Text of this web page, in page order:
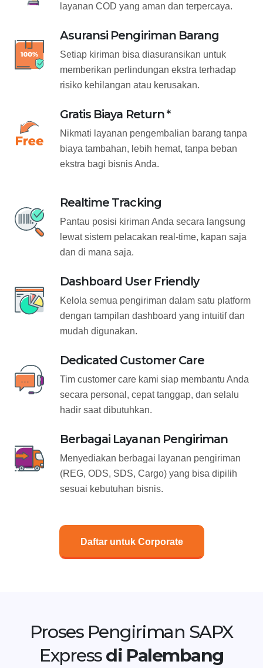
layanan COD yang aman dan terpercaya.
Asuransi Pengiriman Barang
Setiap kiriman bisa diasuransikan untuk
memberikan perlindungan ekstra terhadap
risiko kehilangan atau kerusakan.
Gratis Biaya Return *
Nikmati layanan pengembalian barang tanpa
biaya tambahan, lebih hemat, tanpa beban
ekstra bagi bisnis Anda.
Realtime Tracking
Pantau posisi kiriman Anda secara langsung
lewat sistem pelacakan real-time, kapan saja
dan di mana saja.
Dashboard User Friendly
Kelola semua pengiriman dalam satu platform
dengan tampilan dashboard yang intuitif dan
mudah digunakan.
Dedicated Customer Care
Tim customer care kami siap membantu Anda
secara personal, cepat tanggap, dan selalu
hadir saat dibutuhkan.
Berbagai Layanan Pengiriman
Menyediakan berbagai layanan pengiriman
(REG, ODS, SDS, Cargo) yang bisa dipilih
sesuai kebutuhan bisnis.
Daftar untuk Corporate
Proses Pengiriman SAPX
Expressdi Palembang